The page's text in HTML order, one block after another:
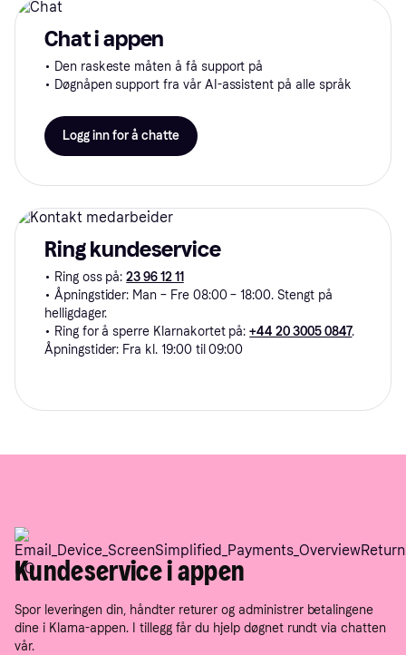
Chat i appen
• Den raskeste måten å få support på
• Døgnåpen support fra vår AI-assistent på alle språk
Logg inn for å chatte
Ring kundeservice
• Ring oss på:23 96 12 11
• Åpningstider: Man – Fre 08:00 – 18:00. Stengt på
helligdager.
• Ring for å sperre Klarnakortet på:+44 20 3005 0847.
Åpningstider: Fra kl. 19:00 til 09:00
Kundeservice i appen
Spor leveringen din, håndter returer og administrer betalingene
dine i Klarna-appen. I tillegg får du hjelp døgnet rundt via chatten
vår.